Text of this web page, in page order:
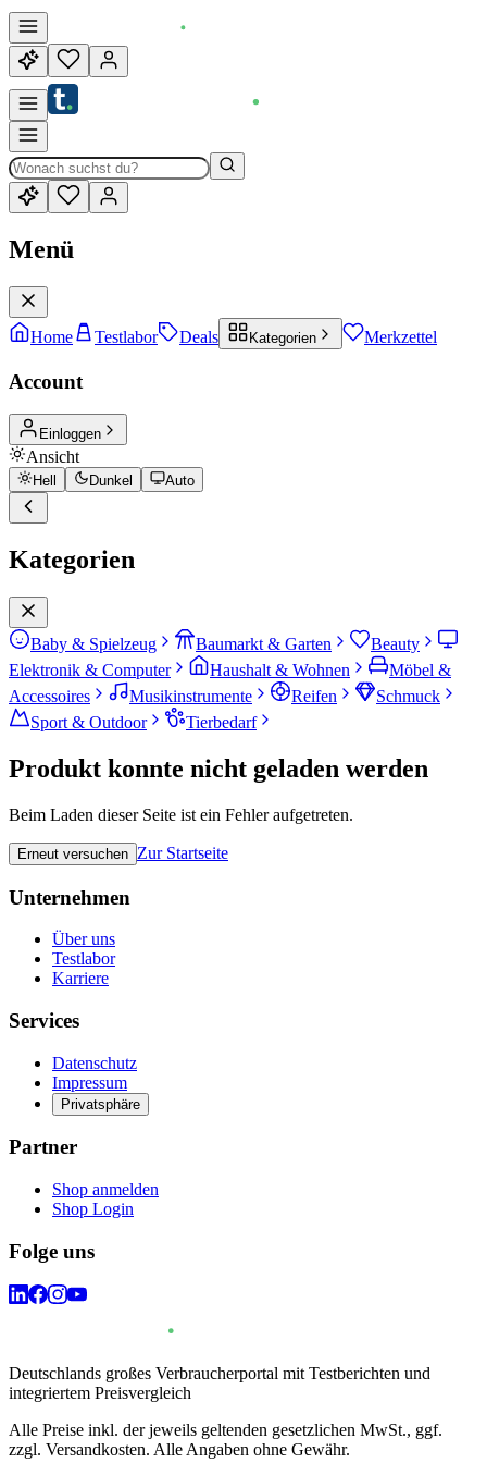
Menü
Home Testlabor Deals Kategorien Merkzettel
Account
Einloggen
Ansicht
Hell Dunkel Auto
Kategorien
Baby & Spielzeug Baumarkt & Garten
Beauty
Elektronik & Computer
Haushalt & Wohnen
Möbel &
Accessoires
Musikinstrumente Reifen
Schmuck
Sport & Outdoor
Tierbedarf
Produkt konnte nicht geladen werden
Beim Laden dieser Seite ist ein Fehler aufgetreten.
Erneut versuchen Zur Startseite
Unternehmen
Über uns
Testlabor
Karriere
Services
Datenschutz
Impressum
Privatsphäre
Partner
Shop anmelden
Shop Login
Folge uns
Deutschlands großes Verbraucherportal mit Testberichten und
integriertem Preisvergleich
Alle Preise inkl. der jeweils geltenden gesetzlichen MwSt., ggf.
zzgl. Versandkosten. Alle Angaben ohne Gewähr.